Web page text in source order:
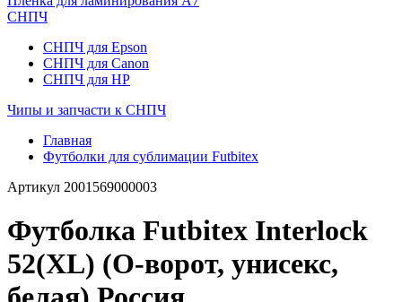
СНПЧ
СНПЧ для Epson
СНПЧ для Canon
СНПЧ для HP
Чипы и запчасти к СНПЧ
Главная
Футболки для сублимации Futbitex
Артикул 2001569000003
Футболка Futbitex Interlock
52(XL) (О-ворот, унисекс,